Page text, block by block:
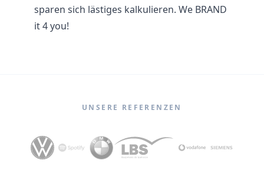
sparen sich lästiges kalkulieren. We BRAND
it 4 you!
UNSERE REFERENZEN